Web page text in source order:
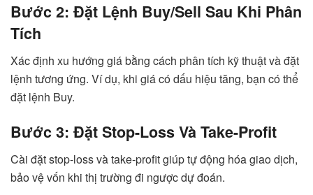
Bước 2: Đặt Lệnh Buy/Sell Sau Khi Phân
Tích
Xác định xu hướng giá bằng cách phân tích kỹ thuật và đặt
lệnh tương ứng. Ví dụ, khi giá có dấu hiệu tăng, bạn có thể
đặt lệnh Buy.
Bước 3: Đặt Stop-Loss Và Take-Profit
Cài đặt stop-loss và take-profit giúp tự động hóa giao dịch,
bảo vệ vốn khi thị trường đi ngược dự đoán.